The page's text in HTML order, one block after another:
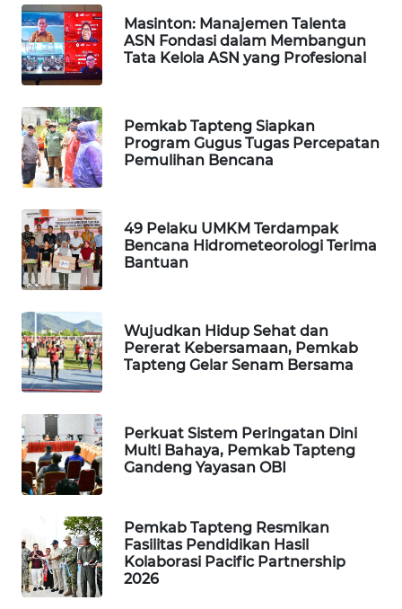
Masinton: Manajemen Talenta
ASN Fondasi dalam Membangun
Tata Kelola ASN yang Profesional
Pemkab Tapteng Siapkan
Program Gugus Tugas Percepatan
Pemulihan Bencana
49 Pelaku UMKM Terdampak
Bencana Hidrometeorologi Terima
Bantuan
Wujudkan Hidup Sehat dan
Pererat Kebersamaan, Pemkab
Tapteng Gelar Senam Bersama
Perkuat Sistem Peringatan Dini
Multi Bahaya, Pemkab Tapteng
Gandeng Yayasan OBI
Pemkab Tapteng Resmikan
Fasilitas Pendidikan Hasil
Kolaborasi Pacific Partnership
2026
PORTAL
KONSUMEN
FORWAMKI
ALPERKLINAS
TAMBANG
NEWS
SITUNGIR
NEWS
SIDIKALANG
SIBARAGAS
NEWS
METRO
SIANTAR
NEWS
METRO